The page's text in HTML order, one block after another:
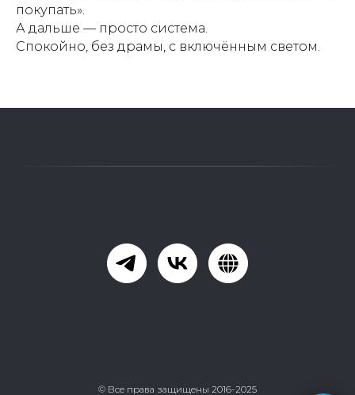
покупать».
А дальше — просто система.
Спокойно, без драмы, с включённым светом.
© Все права защищены 2016-2025